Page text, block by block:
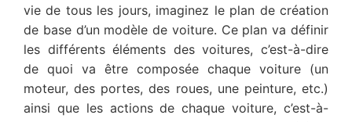
vie de tous les jours, imaginez le plan de création
de base d’un modèle de voiture. Ce plan va définir
les différents éléments des voitures, c’est-à-dire
de quoi va être composée chaque voiture (un
moteur, des portes, des roues, une peinture, etc.)
ainsi que les actions de chaque voiture, c’est-à-